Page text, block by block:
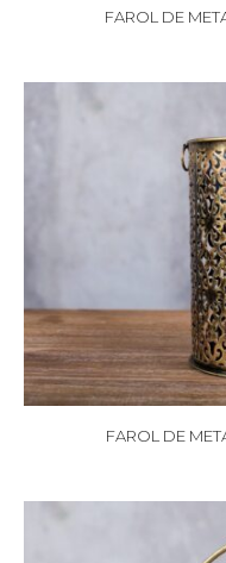
FAROL DE
FAROL DE